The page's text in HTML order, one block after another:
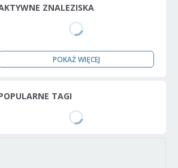
ZNALEZISKA
POKAŻ WIĘCEJ
TAGI